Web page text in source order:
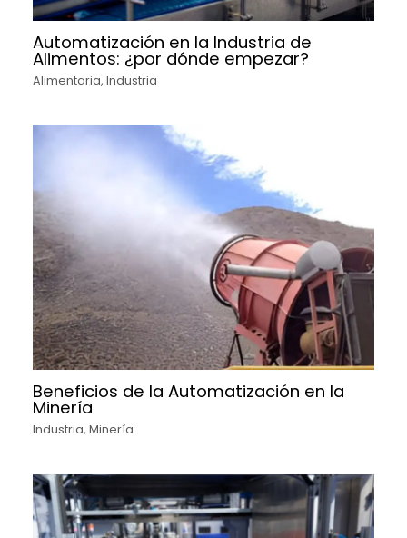
Automatización en la Industria de
Alimentos: ¿por dónde empezar?
Alimentaria,Industria
Beneficios de la Automatización en la
Minería
Industria,Minería